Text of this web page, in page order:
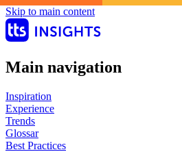
Skip to main content
Main navigation
Inspiration
Experience
Trends
Glossar
Best Practices